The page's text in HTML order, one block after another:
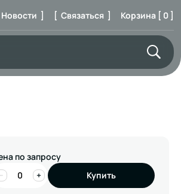
] [ Связаться ] Корзина [ 0 ]
по запросу
−
+ Купить